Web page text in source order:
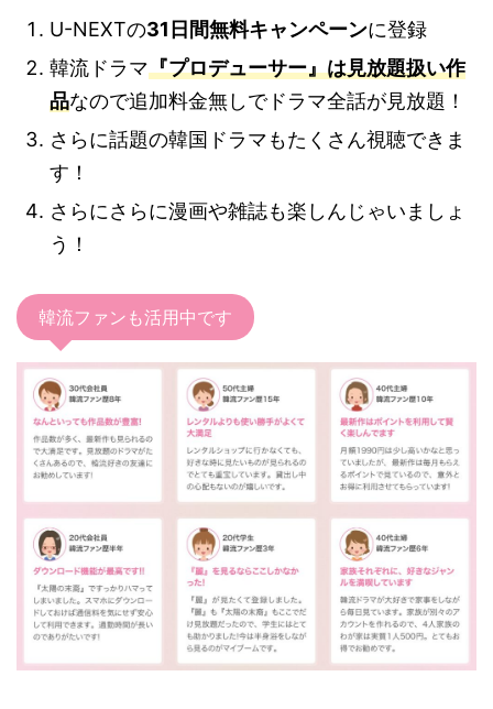
U-NEXTの31日間無料キャンペーンに登録
韓流ドラマ『プロデューサー』は見放題扱い作
品なので追加料金無しでドラマ全話が見放題！
さらに話題の韓国ドラマもたくさん視聴できま
す！
さらにさらに漫画や雑誌も楽しんじゃいましょ
う！
韓流ファンも活用中です